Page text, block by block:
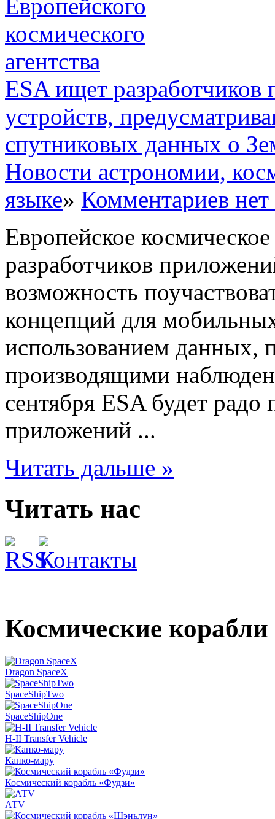
ESA ищет
устройств,
спутниковых данных о
Новости астрономии,
языке» Комментариев нет
Европейское
разработчиков
возможность
концепций для
использованием данных,
производящими
сентября ESA будет радо
приложений ...
Читать дальше »
Читать нас
Космические корабли
Dragon SpaceX
SpaceShipTwo
SpaceShipOne
H-II Transfer Vehicle
Канко-мару
Космический корабль «Фудзи»
АТV